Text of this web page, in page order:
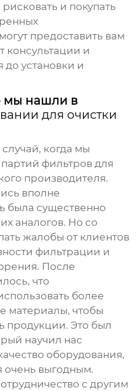
и покупать
предоставить вам
консультации и
установки и
мы нашли в
для очистки
когда мы
фильтров для
производителя.
вполне
была существенно
аналогов. Но со
жалобы от клиентов
фильтрации и
После
что
более
материалы, чтобы
продукции. Это был
научил нас
оборудования,
очень выгодным.
с другим